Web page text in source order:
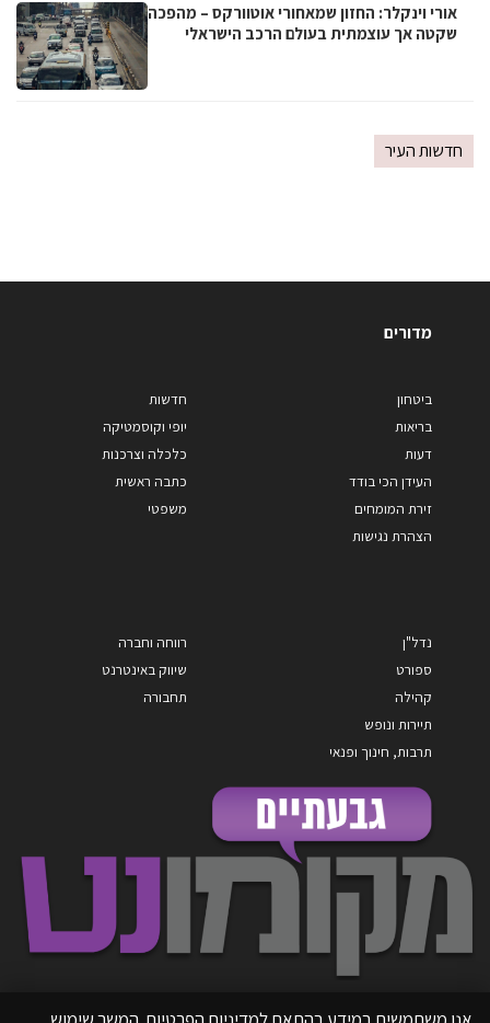
אורי וינקלר: החזון שמאחורי אוטוורקס – מהפכה
שקטה אך עוצמתית בעולם הרכב הישראלי
חדשות העיר
מדורים
ביטחון
בריאות
דעות
העידן הכי בודד
זירת המומחים
הצהרת נגישות
חדשות
יופי וקוסמטיקה
כלכלה וצרכנות
כתבה ראשית
משפטי
נדל"ן
ספורט
קהילה
תיירות ונופש
תרבות, חינוך ופנאי
רווחה וחברה
שיווק באינטרנט
תחבורה